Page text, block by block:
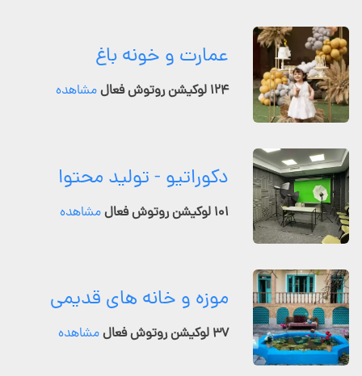
عمارت و خونه باغ
۱۲۴ لوکیشن روتوش فعال مشاهده
دکوراتیو - تولید محتوا
۱۰۱ لوکیشن روتوش فعال مشاهده
موزه و خانه های قدیمی
۳۷ لوکیشن روتوش فعال مشاهده